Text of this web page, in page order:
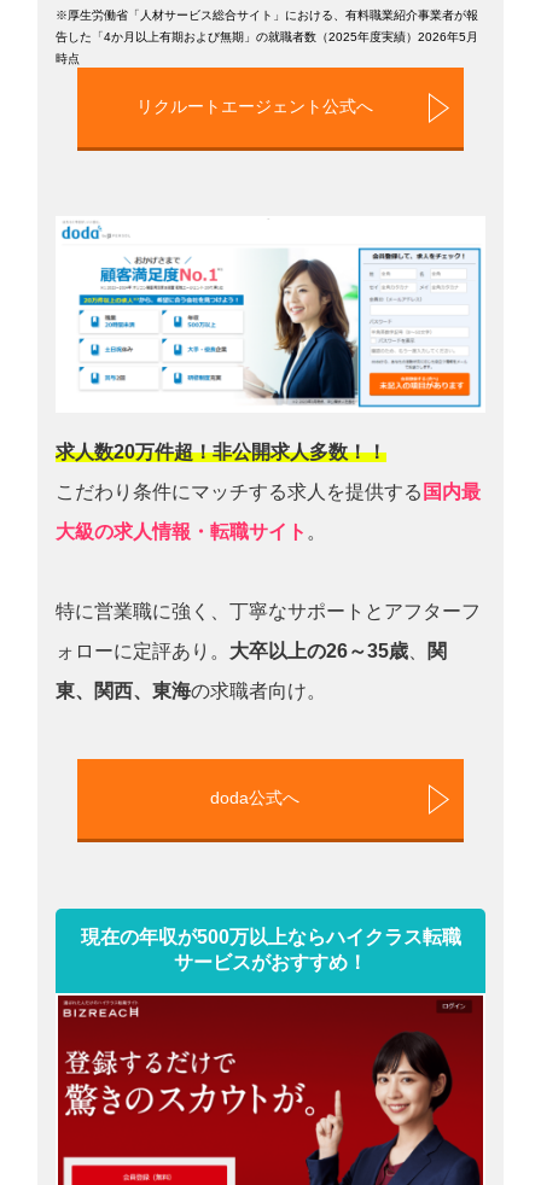
※厚生労働省「人材サービス総合サイト」における、有料職業紹介事業者が報
告した「4か月以上有期および無期」の就職者数（2025年度実績）2026年5月
時点
リクルートエージェント公式へ
求人数20万件超！非公開求人多数！！
こだわり条件にマッチする求人を提供する 国内最
大級の求人情報・転職サイト 。
特に営業職に強く、丁寧なサポートとアフターフ
ォローに定評あり。 大卒以上の26～35歳
関
東、関西、東海の求職者向け。
doda公式へ
現在の年収が500万以上ならハイクラス転職
サービスがおすすめ！